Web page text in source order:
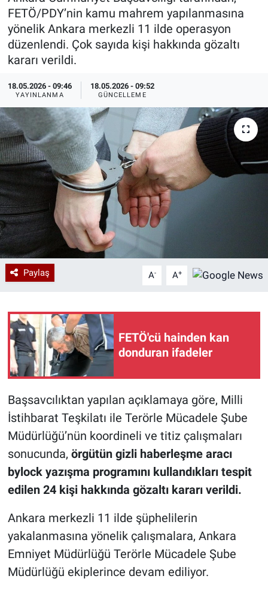
FETÖ/PDY’nin kamu mahrem yapılanmasına
yönelik Ankara merkezli 11 ilde operasyon
düzenlendi. Çok sayıda kişi hakkında gözaltı
kararı verildi.
18.05.2026 - 09:46
YAYINLANMA
18.05.2026 - 09:52
GÜNCELLEME
Paylaş A- A+
FETÖ'cü hainden kan
donduran ifadeler
Başsavcılıktan yapılan açıklamaya göre, Milli
İstihbarat Teşkilatı ile Terörle Mücadele Şube
Müdürlüğü’nün koordineli ve titiz çalışmaları
sonucunda, örgütün gizli haberleşme aracı
bylock yazışma programını kullandıkları tespit
edilen 24 kişi hakkında gözaltı kararı verildi.
Ankara merkezli 11 ilde şüphelilerin
yakalanmasına yönelik çalışmalara, Ankara
Emniyet Müdürlüğü Terörle Mücadele Şube
Müdürlüğü ekiplerince devam ediliyor.
Özel Haberler
Yazarlar
Dünya
Medya
Özel Haberler
Kadın
Erişim Bilgileri
Sağlık
Teknoloji
Ramazan
Haber Arşivi